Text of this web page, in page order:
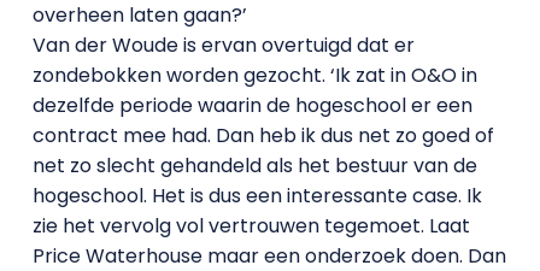
overheen laten gaan?’
Van der Woude is ervan overtuigd dat er
zondebokken worden gezocht. ‘Ik zat in O&O in
dezelfde periode waarin de hogeschool er een
contract mee had. Dan heb ik dus net zo goed of
net zo slecht gehandeld als het bestuur van de
hogeschool. Het is dus een interessante case. Ik
zie het vervolg vol vertrouwen tegemoet. Laat
Price Waterhouse maar een onderzoek doen. Dan